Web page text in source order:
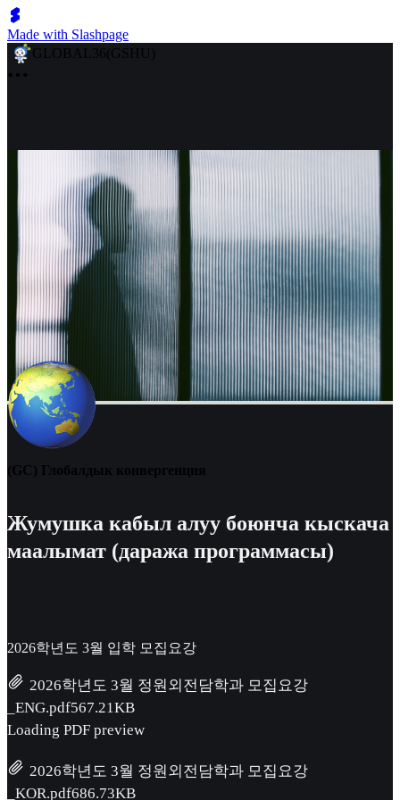
Made with Slashpage
GLOBAL36(GSHU)
(GC) Глобалдык конвергенция
Жумушка кабыл алуу боюнча кыскача
маалымат (даража программасы)
2026학년도 3월 입학 모집요강
2026학년도 3월 정원외전담학과 모집요강
_ENG.pdf567.21KB
Loading PDF preview
2026학년도 3월 정원외전담학과 모집요강
_KOR.pdf686.73KB